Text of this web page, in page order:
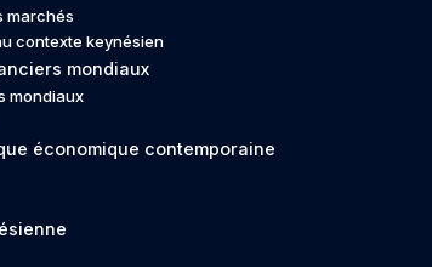
marchés
contexte keynésien
mondiaux
mondiaux
économique contemporaine